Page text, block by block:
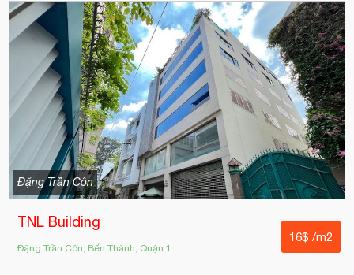
Đặng Trần Côn
TNL Building
Đặng Trần Côn, Bến Thành, Quận 1
16$ /m2